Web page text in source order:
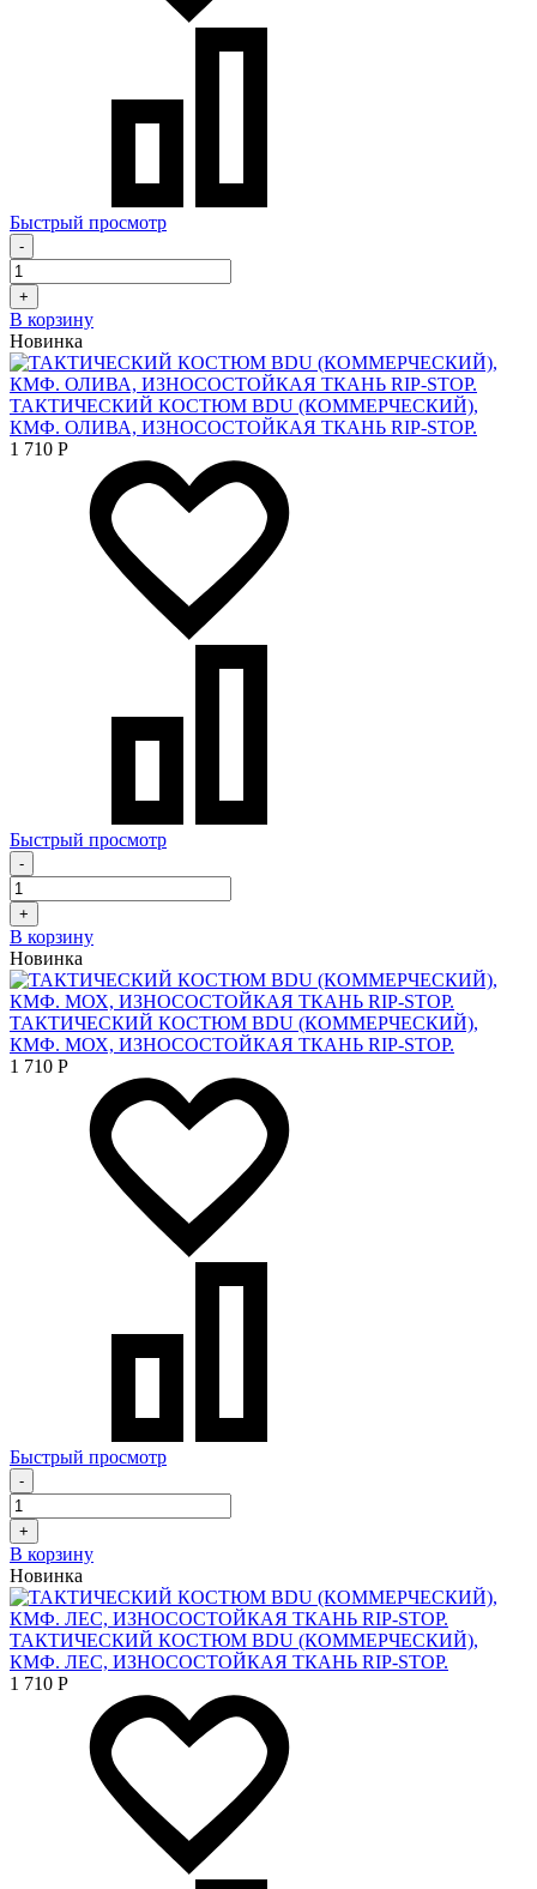
Быстрый просмотр
-
+
В корзину
Новинка
ТАКТИЧЕСКИЙ КОСТЮМ BDU (КОММЕРЧЕСКИЙ),
КМФ. ОЛИВА, ИЗНОСОСТОЙКАЯ ТКАНЬ RIP-STOP.
1 710 Р
Быстрый просмотр
-
+
В корзину
Новинка
ТАКТИЧЕСКИЙ КОСТЮМ BDU (КОММЕРЧЕСКИЙ),
КМФ. МОХ, ИЗНОСОСТОЙКАЯ ТКАНЬ RIP-STOP.
1 710 Р
Быстрый просмотр
-
+
В корзину
Новинка
ТАКТИЧЕСКИЙ КОСТЮМ BDU (КОММЕРЧЕСКИЙ),
КМФ. ЛЕС, ИЗНОСОСТОЙКАЯ ТКАНЬ RIP-STOP.
1 710 Р